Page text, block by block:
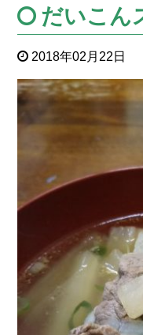
だいこん
2018年02月22日